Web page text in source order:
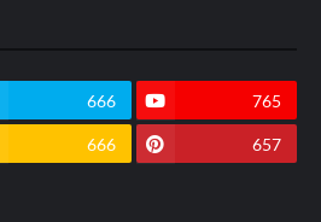
666 765
666 657